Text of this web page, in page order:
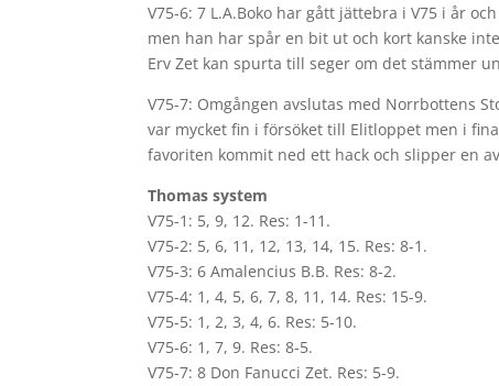
V75-6: 7 L.A.Boko har gått jättebra i V75 i år
men han har spår en bit ut och kort kanske
Erv Zet kan spurta till seger om det stämmer
V75-7: Omgången avslutas med Norrbottens
var mycket fin i försöket till Elitloppet men i
favoriten kommit ned ett hack och slipper en
Thomas system
V75-1: 5, 9, 12. Res: 1-11.
V75-2: 5, 6, 11, 12, 13, 14, 15. Res: 8-1.
V75-3: 6 Amalencius B.B. Res: 8-2.
V75-4: 1, 4, 5, 6, 7, 8, 11, 14. Res: 15-9.
V75-5: 1, 2, 3, 4, 6. Res: 5-10.
V75-6: 1, 7, 9. Res: 8-5.
V75-7: 8 Don Fanucci Zet. Res: 5-9.